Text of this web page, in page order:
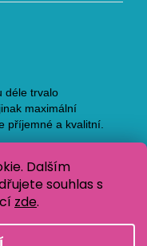
Dalším
souhlas s
zde.